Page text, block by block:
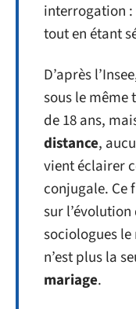
interrogation
tout en étant
D’après
sous le même
de 18 ans,
distance,
vient éclairer
conjugale. Ce
sur
sociologues
n’est plus la
mariage.